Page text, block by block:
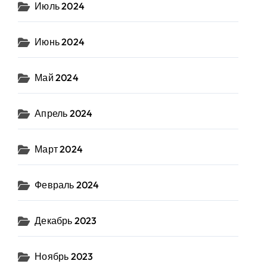
Июль 2024
Июнь 2024
Май 2024
Апрель 2024
Март 2024
Февраль 2024
Декабрь 2023
Ноябрь 2023